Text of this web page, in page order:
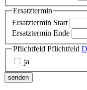
Ersatztermin
Ersatztermin Start
Ersatztermin Ende
Pflichtfeld Pflichtfeld
ja
senden